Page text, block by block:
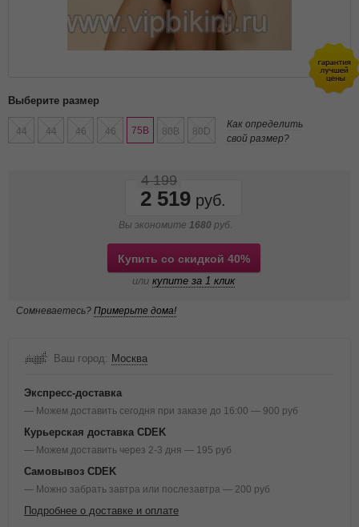
Выберите размер
44 44 46 46 75B 80B 80D
Как определить
свой размер?
2 519
4 199
Вы экономите 1680 руб.
Купить со скидкой 40%
или купите за 1 клик
Сомневаетесь? Примерьте дома!
Ваш город: Москва
Экспресс-доставка
— Можем доставить сегодня при заказе до 16:00 — 900 руб
Курьерская доставка CDEK
— Можем доставить через 2-3 дня — 195 руб
Самовывоз CDEK
— Можно забрать завтра или послезавтра — 200 руб
Подробнее о доставке и оплате